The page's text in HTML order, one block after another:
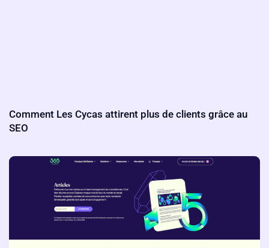
Comment Les Cycas attirent plus de clients grâce au
SEO